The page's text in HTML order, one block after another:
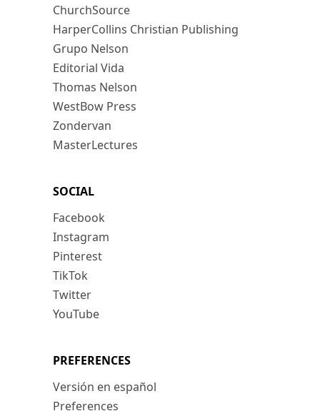
ChurchSource
HarperCollins Christian Publishing
Grupo Nelson
Editorial Vida
Thomas Nelson
WestBow Press
Zondervan
MasterLectures
SOCIAL
Facebook
Instagram
Pinterest
TikTok
Twitter
YouTube
PREFERENCES
Versión en español
Preferences